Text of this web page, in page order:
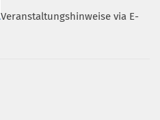
Veranstaltungshinweise via E-